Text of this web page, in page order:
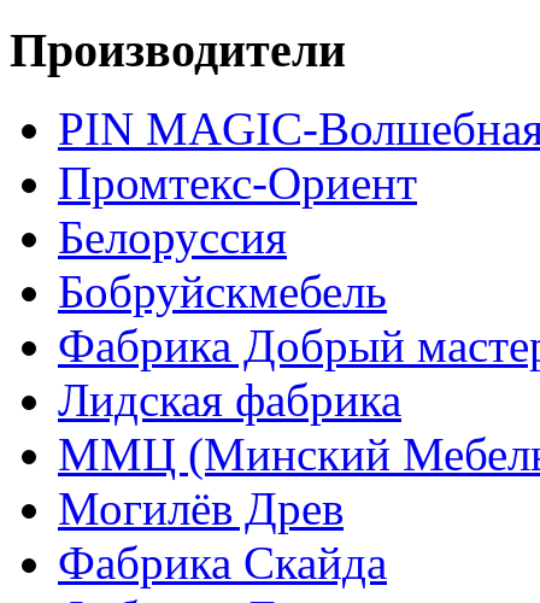
Производители
PIN MAGIС-
Промтекс-Ориент
Белоруссия
Бобруйскмебель
Фабрика Добрый
Лидская фабрика
ММЦ (Минский
Могилёв Древ
Фабрика Скайда